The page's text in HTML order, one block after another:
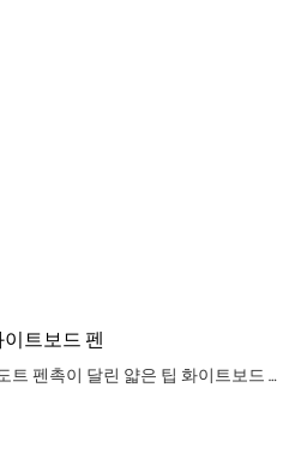
트보드 펜
트 펜촉이 달린 얇은 팁 화이트보드 펜